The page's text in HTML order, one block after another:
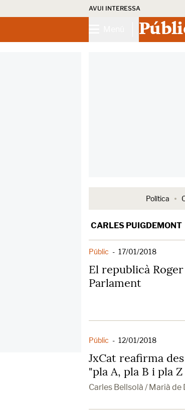
AVUI INTERESSA
Política
CARLES PUIGDEMONT
Públic - 17/01/2018
El republicà
Parlament
Públic - 12/01/2018
JxCat reafirma
"pla A, pla B i pla
Carles Bellsolà / Marià de